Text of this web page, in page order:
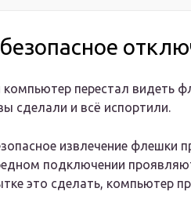
компьютер перестал видеть
сделали и всё испортили.
извлечение флешки
подключении
это сделать, компьютер